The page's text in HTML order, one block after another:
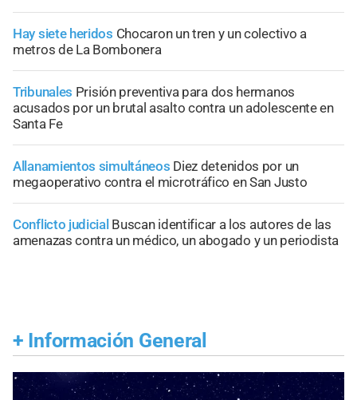
Hay siete heridos Chocaron un tren y un colectivo a
metros de La Bombonera
Tribunales Prisión preventiva para dos hermanos
acusados por un brutal asalto contra un adolescente en
Santa Fe
Allanamientos simultáneos Diez detenidos por un
megaoperativo contra el microtráfico en San Justo
Conflicto judicial Buscan identificar a los autores de las
amenazas contra un médico, un abogado y un periodista
+ Información General